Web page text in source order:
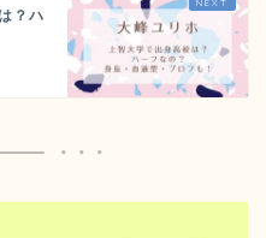
？ハ